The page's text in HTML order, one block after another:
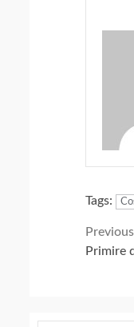
Tags:
Primire